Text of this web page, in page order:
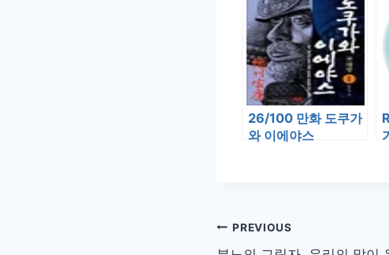
26/100 만화 도쿠가
와 이에야스
글PREVIOUS